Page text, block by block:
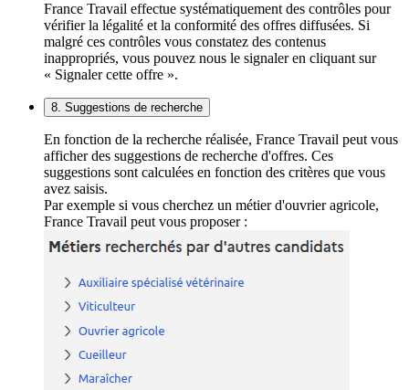
France Travail effectue systématiquement des contrôles pour
vérifier la légalité et la conformité des offres diffusées. Si
malgré ces contrôles vous constatez des contenus
inappropriés, vous pouvez nous le signaler en cliquant sur
« Signaler cette offre ».
8. Suggestions de recherche
En fonction de la recherche réalisée, France Travail peut vous
afficher des suggestions de recherche d'offres. Ces
suggestions sont calculées en fonction des critères que vous
avez saisis.
Par exemple si vous cherchez un métier d'ouvrier agricole,
France Travail peut vous proposer :